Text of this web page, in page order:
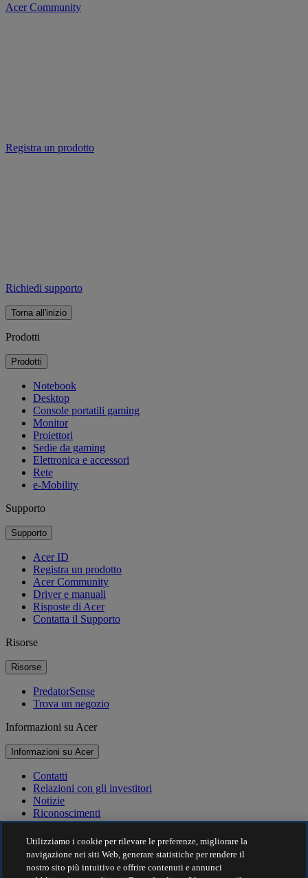
Acer Community
Registra un prodotto
Richiedi supporto
Torna all'inizio
Prodotti
Prodotti
Notebook
Desktop
Console portatili gaming
Monitor
Proiettori
Sedie da gaming
Elettronica e accessori
Rete
e-Mobility
Supporto
Supporto
Acer ID
Registra un prodotto
Acer Community
Driver e manuali
Risposte di Acer
Contatta il Supporto
Risorse
Risorse
PredatorSense
Trova un negozio
Informazioni su Acer
Informazioni su Acer
Contatti
Relazioni con gli investitori
Notizie
Riconoscimenti
Eventi
Sostenibilità
Sostenibilità
Utilizziamo i cookie per rilevare le preferenze, migliorare la
navigazione nei siti Web, generare statistiche per rendere il
nostro sito più intuitivo e offrire contenuti e annunci